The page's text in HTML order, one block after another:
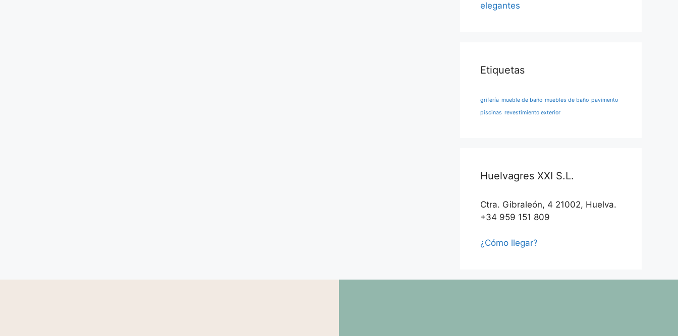
elegantes
Etiquetas
grifería mueble de baño muebles de baño pavimento
piscinas revestimiento exterior
Huelvagres XXI S.L.
Ctra. Gibraleón, 4 21002, Huelva.
+34 959 151 809
¿Cómo llegar?